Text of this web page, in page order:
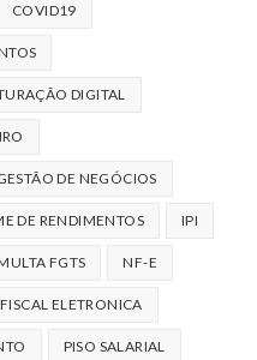
COVID19
DIGITAL
DE NEGÓCIOS
DE RENDIMENTOS IPI
FGTS NF-E
ELETRONICA
PISO SALARIAL